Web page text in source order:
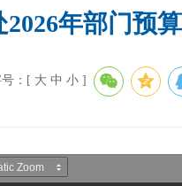
年部门预
：[ 大 中 小 ]